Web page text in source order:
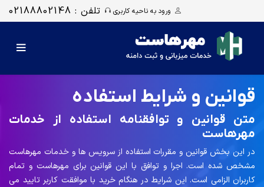
ورود به ناحیه کاربری تلفن : 02188802148
قوانین و شرایط استفاده
متن قوانین و توافقنامه استفاده از خدمات
مهرهاست
در این بخش قوانین و مقررات استفاده از سرویس ها و خدمات مهرهاست
مشخص شده است. اجرا و توافق با این قوانین برای مهرهاست و تمام
کاربران الزامی است. این شرایط در هنگام خرید با موافقت کاربر تایید می